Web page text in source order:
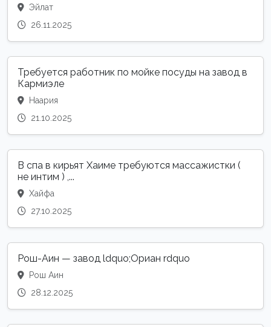
Эйлат
26.11.2025
Требуется работник по мойке посуды на завод в
Кармиэле
Наария
21.10.2025
В спа в кирьят Хаиме требуются массажистки (
не интим ) ,...
Хайфа
27.10.2025
Рош-Аин — завод ldquo;Ориан rdquo
Рош Аин
28.12.2025